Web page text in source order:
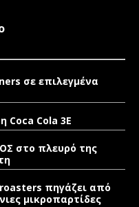
σε επιλεγμένα
Coca Cola 3E
στο πλευρό της
πηγάζει από
μικροπαρτίδες